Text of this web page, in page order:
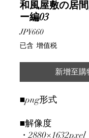
和風屋敷の居
ー編03
JP¥660價
格
已含 增值税
新增至購
■png形式
■解像度
・2880×1632pxel